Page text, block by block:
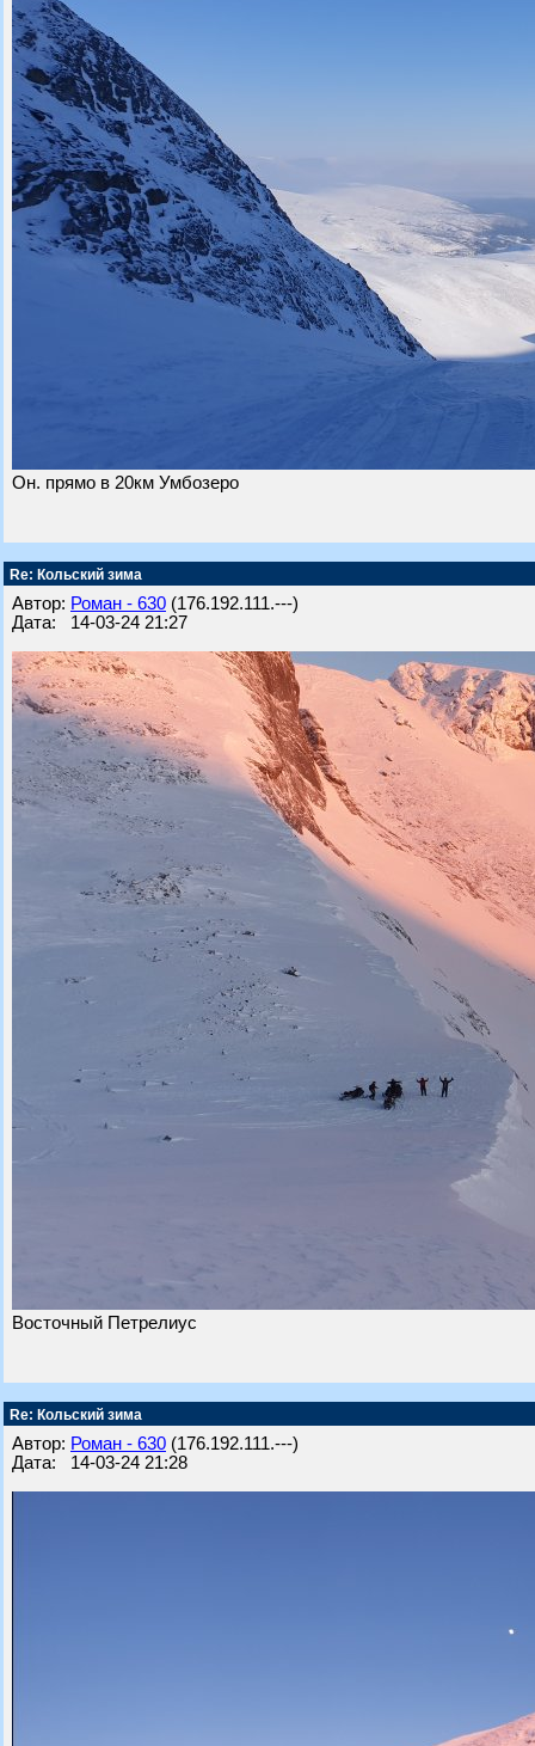
Он. прямо в 20км Умбозеро
Re: Кольский зима
Автор: Роман - 630 (176.192.111.---)
Дата: 14-03-24 21:27
Восточный Петрелиус
Re: Кольский зима
Автор: Роман - 630 (176.192.111.---)
Дата: 14-03-24 21:28